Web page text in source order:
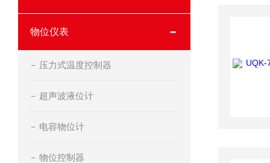
物位仪表
压力式温度控制器
超声波液位计
电容物位计
物位控制器